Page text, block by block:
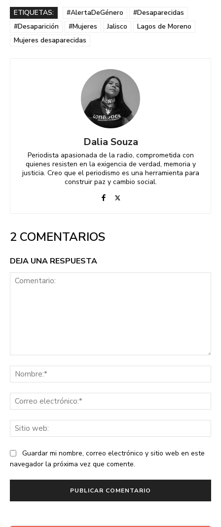
ETIQUETAS: #AlertaDeGénero
#Desaparecidas
#Desaparición
#Mujeres Jalisco
Lagos de Moreno
Mujeres desaparecidas
Dalia Souza
Periodista apasionada de la radio, comprometida con
quienes resisten en la exigencia de verdad, memoria y
justicia. Creo que el periodismo es una herramienta para
construir paz y cambio social.
2 COMENTARIOS
DEJA UNA RESPUESTA
Guardar mi nombre, correo electrónico y sitio web en este
navegador la próxima vez que comente.